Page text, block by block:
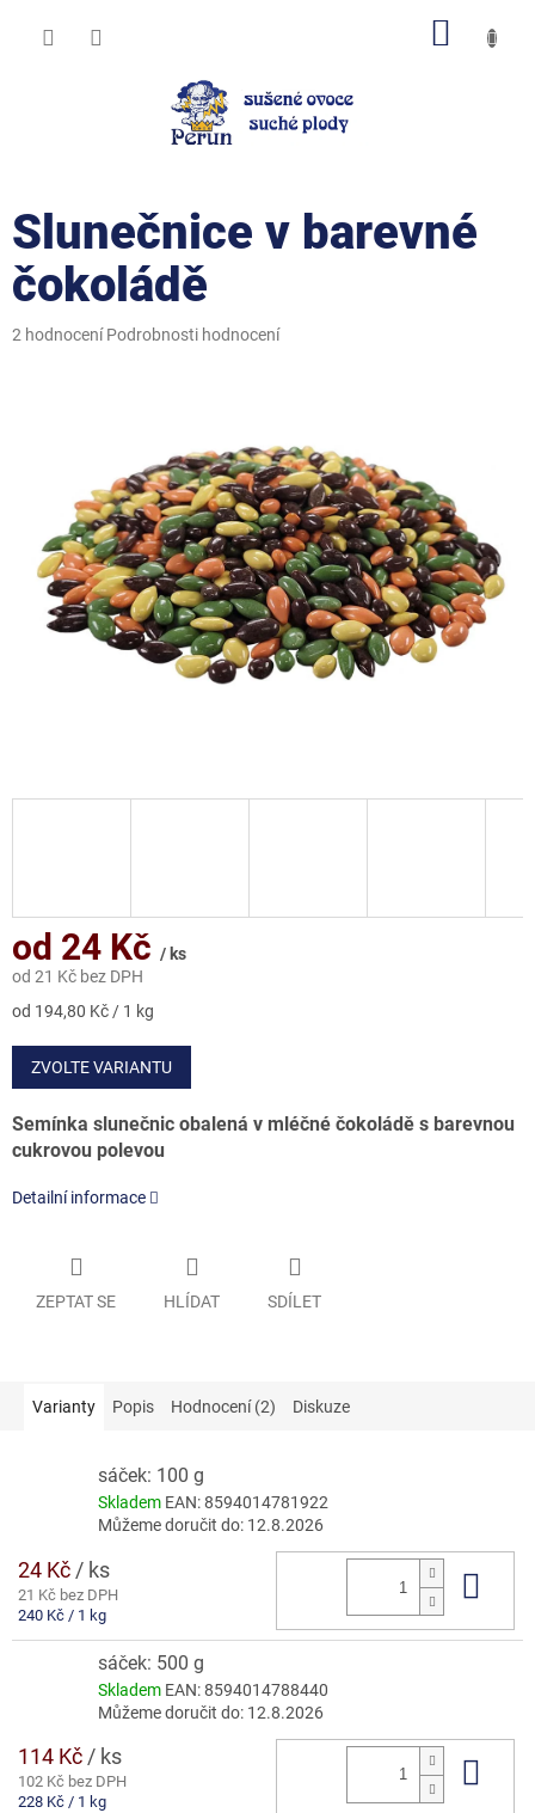
Slunečnice v barevné
čokoládě
Průměrné
2 hodnocení Podrobnosti hodnocení
od 24 Kč / ks
od 21 Kč bez DPH
Měrná
od 194,80 Kč / 1 kg
ZVOLTE VARIANTU
Semínka slunečnic obalená v mléčné čokoládě s barevnou
cukrovou polevou
Detailní informace
ZEPTAT SE HLÍDAT SDÍLET
Varianty Popis Hodnocení (2) Diskuze
sáček: 100 g
Skladem EAN:8594014781922
Můžeme doručit do: 12.8.2026
24 Kč / ks
21 Kč bez DPH
Měrná
240 Kč / 1 kg
sáček: 500 g
Skladem EAN:8594014788440
Můžeme doručit do: 12.8.2026
114 Kč/ ks
102 Kč bez DPH
Měrná
228 Kč / 1 kg